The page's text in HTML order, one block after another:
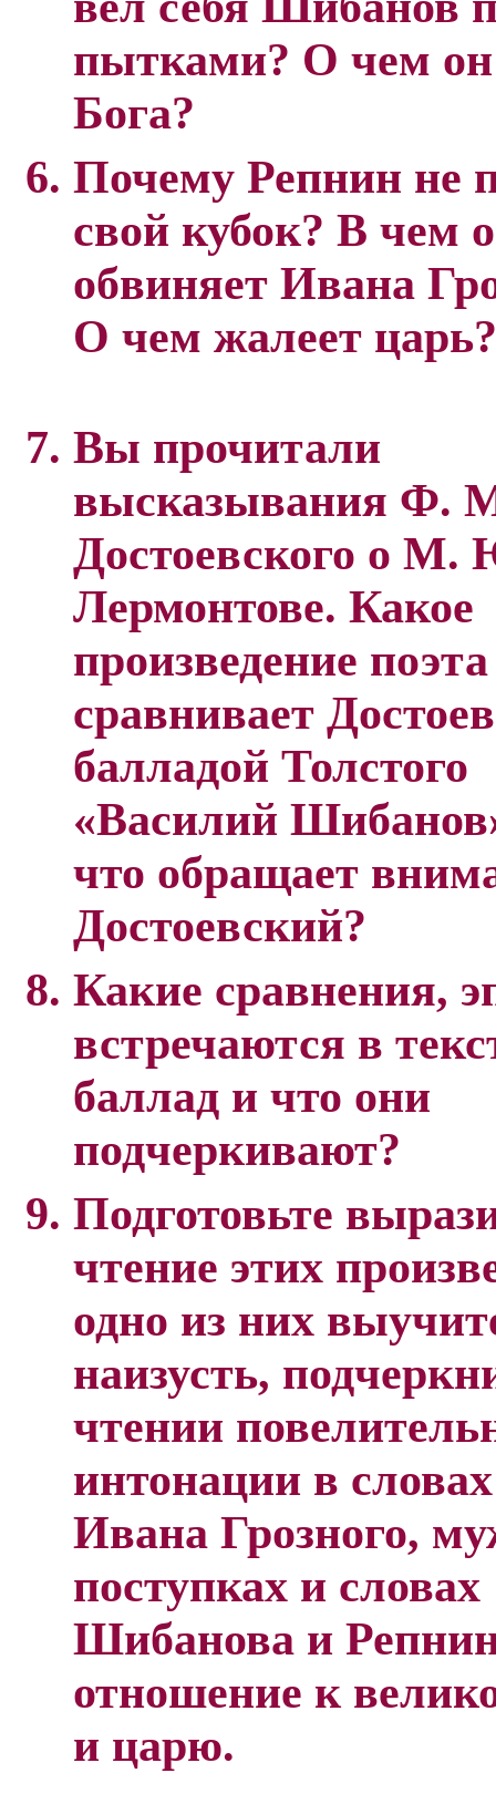
пытками? О чем он
Бога?
Почему Репнин не
свой кубок? В чем
обвиняет Ивана
О чем жалеет царь?
Вы прочитали
высказывания Ф.
Достоевского о М.
Лермонтове. Какое
произведение поэта
сравнивает
балладой Толстого
«Василий
что обращает
Достоевский?
Какие сравнения,
встречаются в
баллад и что они
подчеркивают?
Подготовьте
чтение этих
одно из них
наизусть,
чтении
интонации в
Ивана Грозного,
поступках и словах
Шибанова и
отношение к
и царю.